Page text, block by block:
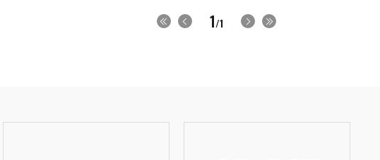
1/1